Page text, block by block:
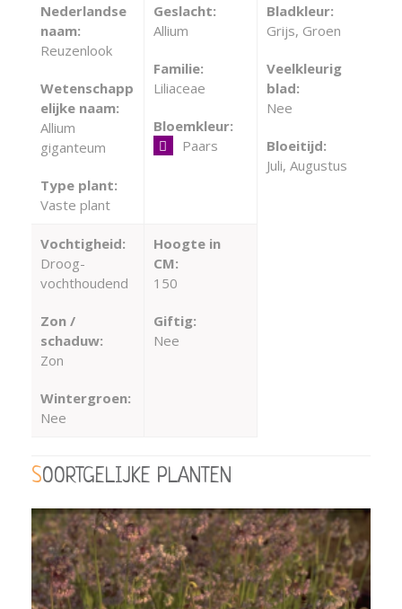
Nederlandse
naam:
Reuzenlook
Wetenschapp
elijke naam:
Allium
giganteum
Type plant:
Vaste plant
Geslacht:
Allium
Familie:
Liliaceae
Bloemkleur:
Paars
Bladkleur:
Grijs, Groen
Veelkleurig
blad:
Nee
Bloeitijd:
Juli, Augustus
Vochtigheid:
Droog-
vochthoudend
Zon /
schaduw:
Zon
Wintergroen:
Nee
Hoogte in
CM:
150
Giftig:
Nee
SOORTGELIJKE PLANTEN